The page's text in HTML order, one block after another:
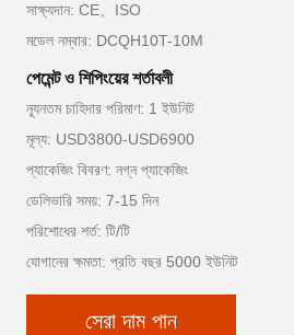
সাক্ষ্যদান: CE、ISO
মডেল নম্বার: DCQH10T-10M
পেমেন্ট ও শিপিংয়ের শর্তাবলী
ন্যূনতম চাহিদার পরিমাণ: 1 ইউনিট
মূল্য: USD3800-USD6900
প্যাকেজিং বিবরণ: নগ্ন প্যাকেজিং
ডেলিভারি সময়: 7-15 দিন
পরিশোধের শর্ত: টি/টি
যোগানের ক্ষমতা: প্রতি বছর 5000 ইউনিট
সেরা দাম পান